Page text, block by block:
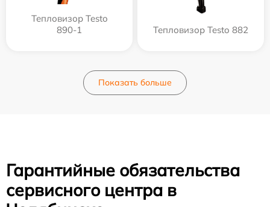
Тепловизор Testo
890-1
Тепловизор Testo 882
Показать больше
Гарантийные обязательства
сервисного центра в